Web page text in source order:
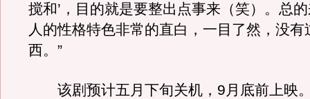
搅和’，目的就是要整出点事来（笑）。总
人的性格特色非常的直白，一目了然，没有
西。”
该剧预计五月下旬关机，9月底前上映